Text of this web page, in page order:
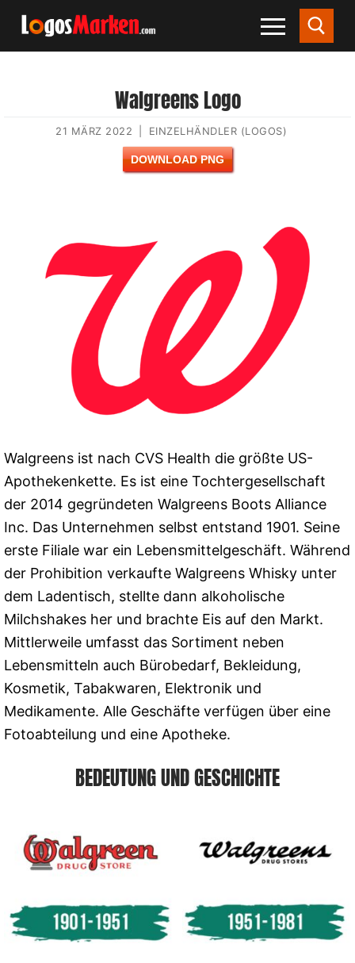
Walgreens Logo
21 MÄRZ 2022 EINZELHÄNDLER (LOGOS)
DOWNLOAD PNG
Walgreens ist nach CVS Health die größte US-
Apothekenkette. Es ist eine Tochtergesellschaft
der 2014 gegründeten Walgreens Boots Alliance
Inc. Das Unternehmen selbst entstand 1901. Seine
erste Filiale war ein Lebensmittelgeschäft. Während
der Prohibition verkaufte Walgreens Whisky unter
dem Ladentisch, stellte dann alkoholische
Milchshakes her und brachte Eis auf den Markt.
Mittlerweile umfasst das Sortiment neben
Lebensmitteln auch Bürobedarf, Bekleidung,
Kosmetik, Tabakwaren, Elektronik und
Medikamente. Alle Geschäfte verfügen über eine
Fotoabteilung und eine Apotheke.
BEDEUTUNG UND GESCHICHTE